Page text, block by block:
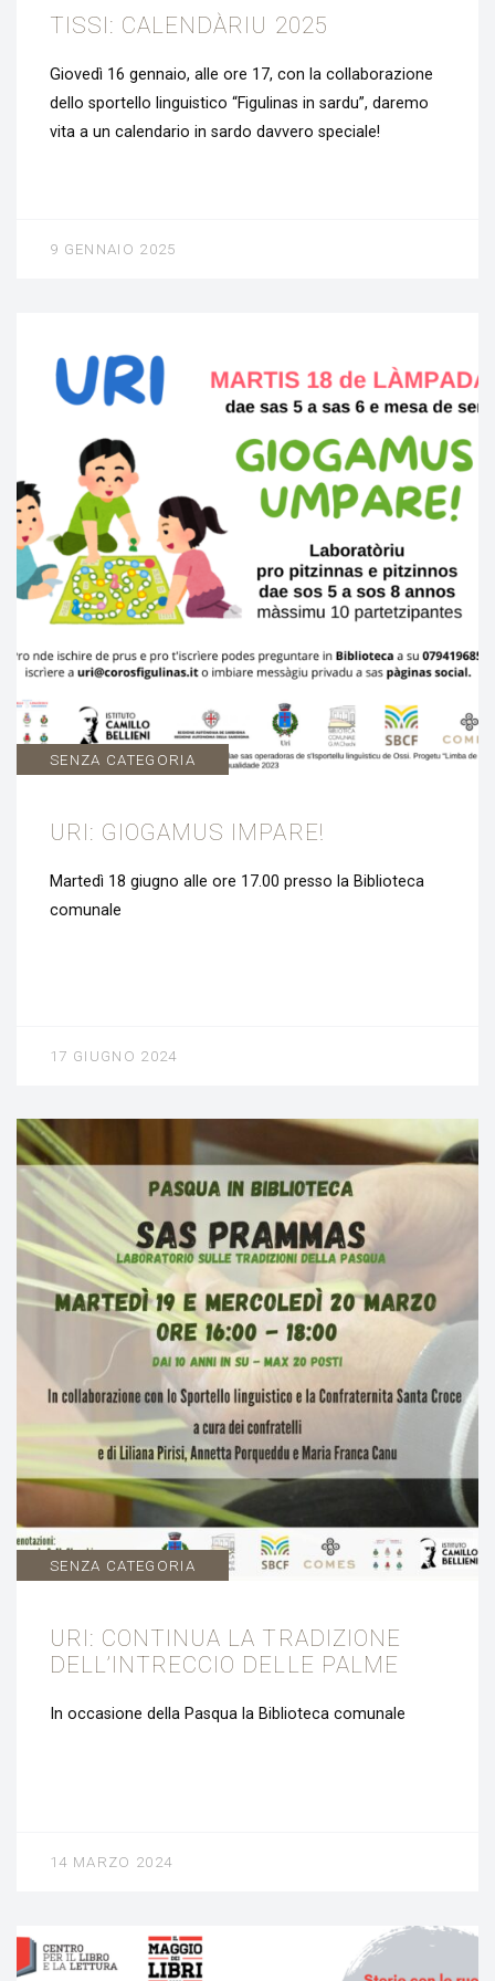
TISSI: CALENDÀRIU 2025
Giovedì 16 gennaio, alle ore 17, con la collaborazione
dello sportello linguistico “Figulinas in sardu”, daremo
vita a un calendario in sardo davvero speciale!
9 GENNAIO 2025
SENZA CATEGORIA
URI: GIOGAMUS IMPARE!
Martedì 18 giugno alle ore 17.00 presso la Biblioteca
comunale
17 GIUGNO 2024
SENZA CATEGORIA
URI: CONTINUA LA TRADIZIONE
DELL’INTRECCIO DELLE PALME
In occasione della Pasqua la Biblioteca comunale
14 MARZO 2024